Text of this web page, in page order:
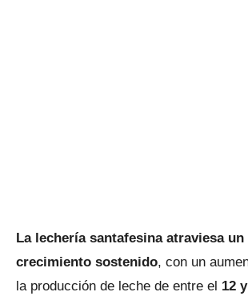
La lechería santafesina atraviesa
crecimiento sostenido, con un
la producción de leche de entre el 12